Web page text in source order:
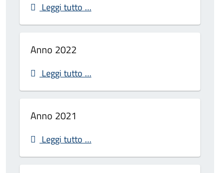
Leggi tutto …
Anno 2022
Leggi tutto …
Anno 2021
Leggi tutto …